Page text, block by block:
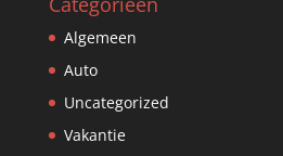
Algemeen
Auto
Uncategorized
Vakantie